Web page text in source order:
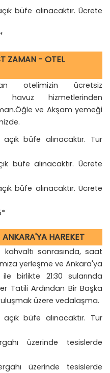
büfe alınacaktır. Ücrete
ZAMAN - OTEL
otelimizin ücretsiz
hizmetlerinden
ve Akşam yemeği
büfe alınacaktır. Tur
büfe alınacaktır. Ücrete
büfe alınacaktır. Ücrete
HAREKET
sonrasında, saat
yerleşme ve Ankara'ya
birlikte 21:30 sularında
Tatili Ardından Bir Başka
üzere vedalaşma.
büfe alınacaktır. Tur
üzerinde tesislerde
üzerinde tesislerde